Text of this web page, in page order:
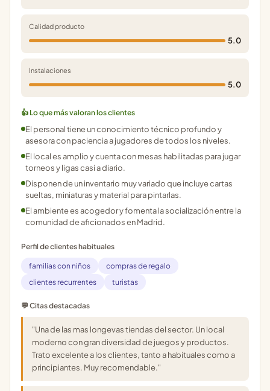
Calidad producto
5.0
Instalaciones
5.0
👍 Lo que más valoran los clientes
El personal tiene un conocimiento técnico profundo y
asesora con paciencia a jugadores de todos los niveles.
El local es amplio y cuenta con mesas habilitadas para jugar
torneos y ligas casi a diario.
Disponen de un inventario muy variado que incluye cartas
sueltas, miniaturas y material para pintarlas.
El ambiente es acogedor y fomenta la socialización entre la
comunidad de aficionados en Madrid.
Perfil de clientes habituales
familias con niños
compras de regalo
clientes recurrentes
turistas
💬 Citas destacadas
"Una de las mas longevas tiendas del sector. Un local
moderno con gran diversidad de juegos y productos.
Trato excelente a los clientes, tanto a habituales como a
principiantes. Muy recomendable."